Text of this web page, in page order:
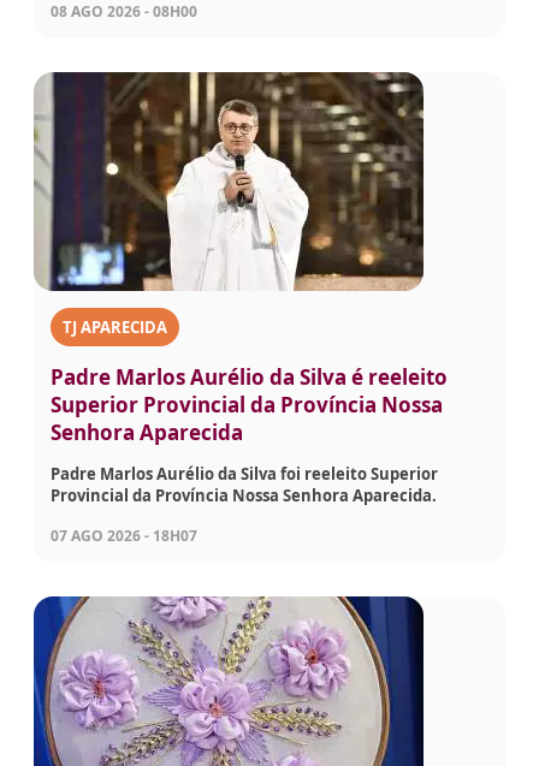
08 AGO 2026 - 08H00
TJ APARECIDA
Padre Marlos Aurélio da Silva é reeleito
Superior Provincial da Província Nossa
Senhora Aparecida
Padre Marlos Aurélio da Silva foi reeleito Superior
Provincial da Província Nossa Senhora Aparecida.
07 AGO 2026 - 18H07